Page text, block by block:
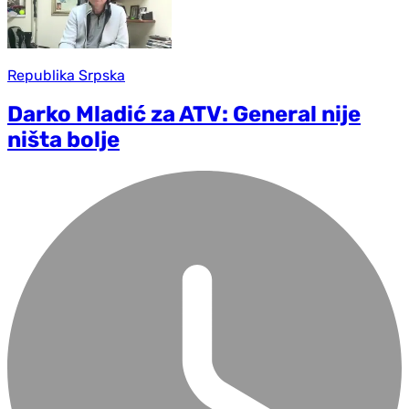
Republika Srpska
Darko Mladić za ATV: General nije
ništa bolje